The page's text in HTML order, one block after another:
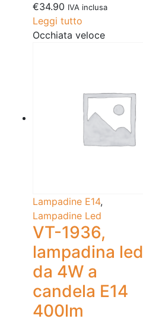
€34.90 IVA inclusa
Leggi tutto
Occhiata veloce
Lampadine E14,
Lampadine Led
VT-1936,
lampadina led
da 4W a
candela E14
400lm